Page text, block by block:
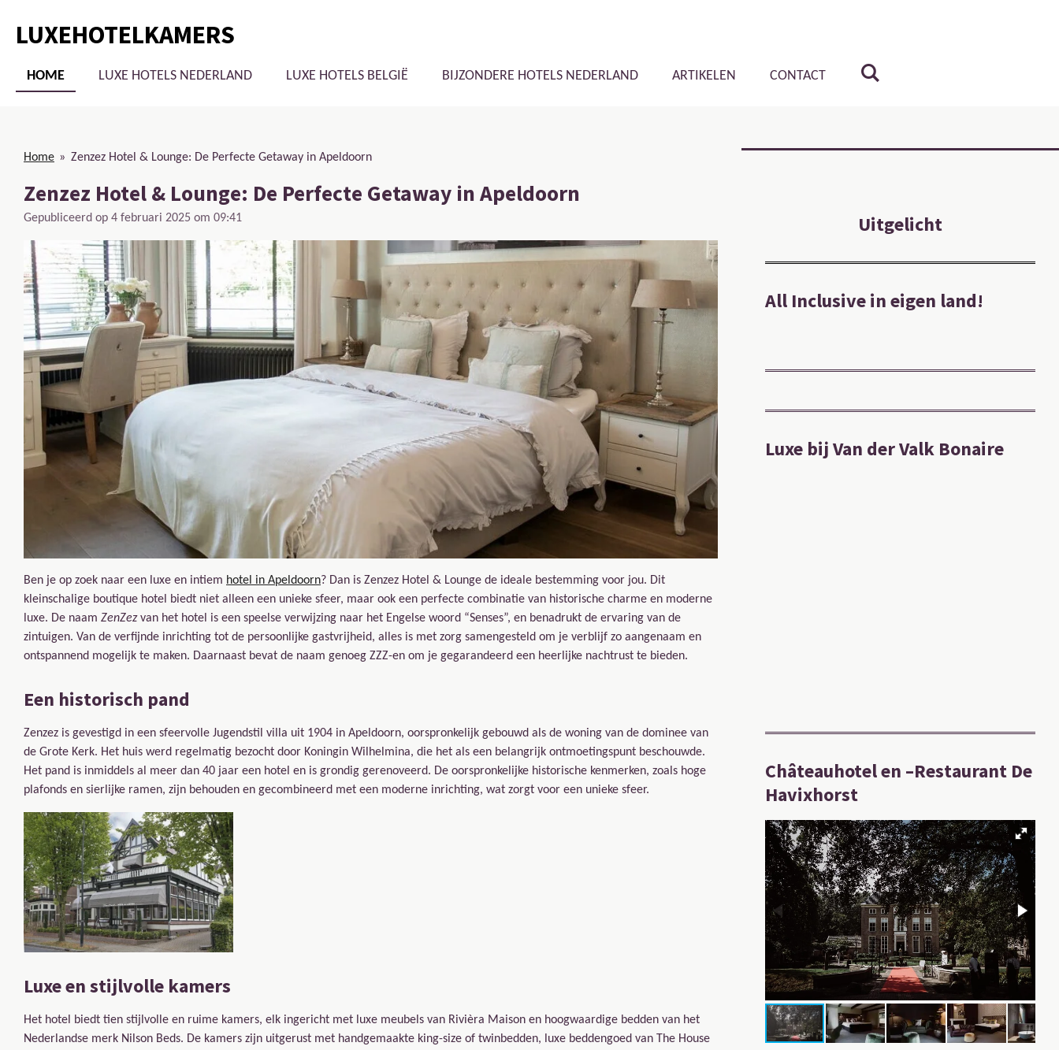
direct
hoofdinhoud
LUXEHOTELKAMERS
HOME LUXE HOTELS NEDERLAND LUXE HOTELS BELGIË BIJZONDERE HOTELS NEDERLAND ARTIKELEN CONTACT
Home » Zenzez Hotel & Lounge: De Perfecte Getaway in Apeldoorn
Zenzez Hotel & Lounge: De Perfecte Getaway in Apeldoorn
Gepubliceerd op 4 februari 2025 om 09:41
Ben je op zoek naar een luxe en intiem hotel in Apeldoorn? Dan is Zenzez Hotel & Lounge de ideale bestemming voor jou. Dit
kleinschalige boutique hotel biedt niet alleen een unieke sfeer, maar ook een perfecte combinatie van historische charme en moderne
luxe. De naam ZenZezvan het hotel is een speelse verwijzing naar het Engelse woord “Senses”, en benadrukt de ervaring van de
zintuigen. Van de verfijnde inrichting tot de persoonlijke gastvrijheid, alles is met zorg samengesteld om je verblijf zo aangenaam en
ontspannend mogelijk te maken. Daarnaast bevat de naam genoeg ZZZ-en om je gegarandeerd een heerlijke nachtrust te bieden.
Een historisch pand
Zenzez is gevestigd in een sfeervolle Jugendstil villa uit 1904 in Apeldoorn, oorspronkelijk gebouwd als de woning van de dominee van
de Grote Kerk. Het huis werd regelmatig bezocht door Koningin Wilhelmina, die het als een belangrijk ontmoetingspunt beschouwde.
Het pand is inmiddels al meer dan 40 jaar een hotel en is grondig gerenoveerd. De oorspronkelijke historische kenmerken, zoals hoge
plafonds en sierlijke ramen, zijn behouden en gecombineerd met een moderne inrichting, wat zorgt voor een unieke sfeer.
Luxe en stijlvolle kamers
Het hotel biedt tien stijlvolle en ruime kamers, elk ingericht met luxe meubels van Rivièra Maison en hoogwaardige bedden van het
Nederlandse merk Nilson Beds. De kamers zijn uitgerust met handgemaakte king-size of twinbedden, luxe beddengoed van The House
Uitgelicht
All Inclusive in eigen land!
Luxe bij Van der Valk Bonaire
Châteauhotel en –Restaurant De
Havixhorst